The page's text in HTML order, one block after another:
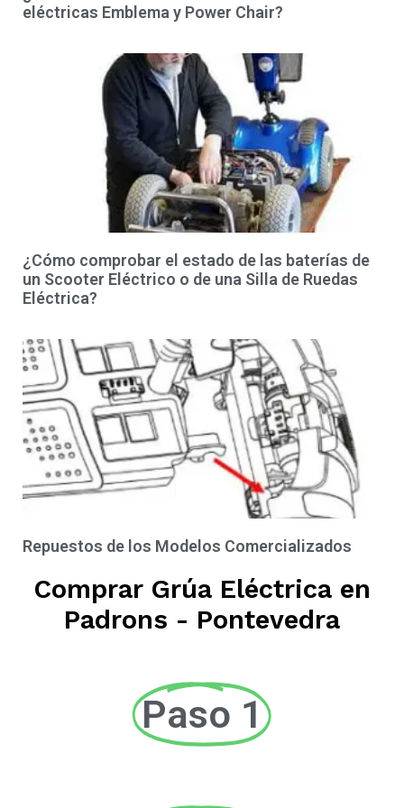
eléctricas Emblema y Power Chair?
¿Cómo comprobar el estado de las baterías de
un Scooter Eléctrico o de una Silla de Ruedas
Eléctrica?
Repuestos de los Modelos Comercializados
Comprar Grúa Eléctrica en
Padrons - Pontevedra
Paso 1